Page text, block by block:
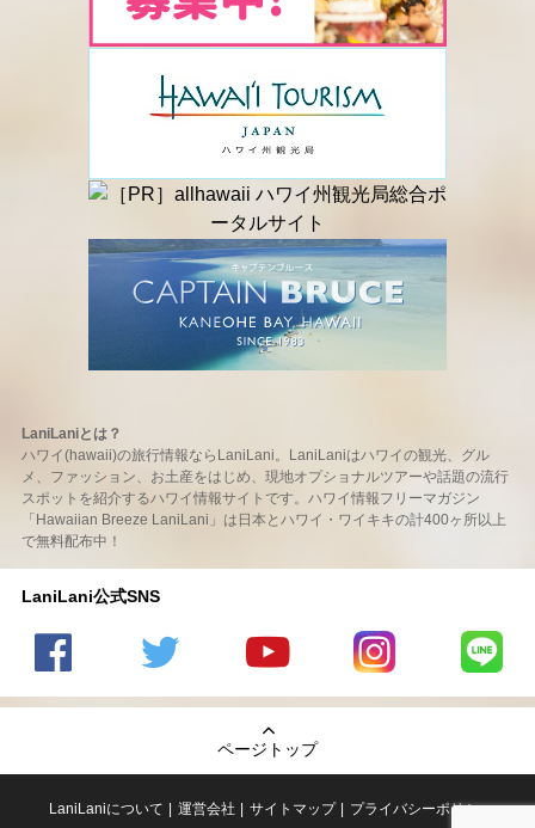
LaniLaniとは？
ハワイ(hawaii)の旅行情報ならLaniLani。LaniLaniはハワイの観光、グル
メ、ファッション、お土産をはじめ、現地オプショナルツアーや話題の流行
スポットを紹介するハワイ情報サイトです。ハワイ情報フリーマガジン
「Hawaiian Breeze LaniLani」は日本とハワイ・ワイキキの計400ヶ所以上
で無料配布中！
LaniLani公式SNS
の
のtwitter
の
Youtube
チャンネ
LaniLani
LaniLani
ページトップ
LaniLaniについて 運営会社 サイトマップ
プライバシーポリシー